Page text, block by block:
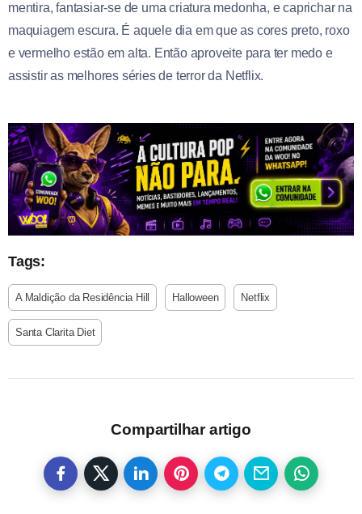
mentira, fantasiar-se de uma criatura medonha, e caprichar na
maquiagem escura. É aquele dia em que as cores preto, roxo
e vermelho estão em alta. Então aproveite para ter medo e
assistir as melhores séries de terror da Netflix.
Tags:
A Maldição da Residência Hill Halloween Netflix
Santa Clarita Diet
Compartilhar artigo